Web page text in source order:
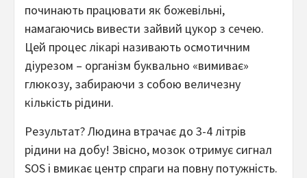
починають працювати як божевільні,
намагаючись вивести зайвий цукор з сечею.
Цей процес лікарі називають осмотичним
діурезом – організм буквально «вимиває»
глюкозу, забираючи з собою величезну
кількість рідини.
Результат? Людина втрачає до 3-4 літрів
рідини на добу! Звісно, мозок отримує сигнал
SOS і вмикає центр спраги на повну потужність.